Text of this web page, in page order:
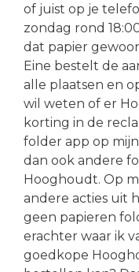
of juist op je
zondag rond
dat papier
Eine bestelt de
alle plaatsen en
wil weten of er
korting in de
folder app op
dan ook andere
Hooghoudt. Op
andere acties uit
geen papieren
erachter waar ik
goedkope